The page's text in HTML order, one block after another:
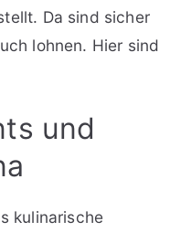
Da sind sicher
lohnen. Hier sind
und
kulinarische